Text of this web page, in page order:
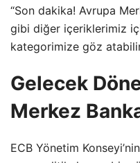
“Son dakika! Avrupa
gibi diğer içeriklerimiz
kategorimize göz
Gelecek
Merkez
ECB Yönetim